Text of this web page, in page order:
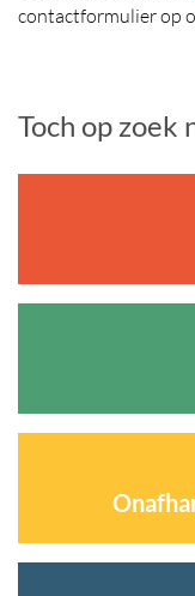
contactformulier op
Toch op zoek